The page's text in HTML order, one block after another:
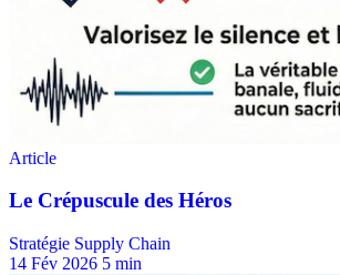
Stratégie Supply Chain
14 Fév 2026 5 min